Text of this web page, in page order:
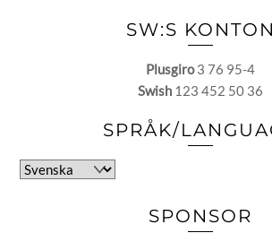
SW:S KONTON
Plusgiro3 76 95-4
Swish 123 452 50 36
SPRÅK/
Välj
SPONSOR